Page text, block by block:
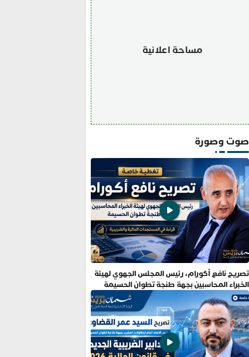
مساحة اعلانية
صوت وصورة
تصريح نافع أكورام، رئيس المجلس الجهوي لهيئة
الخبراء المحاسبين بجهة طنجة تطوان الحسيمة